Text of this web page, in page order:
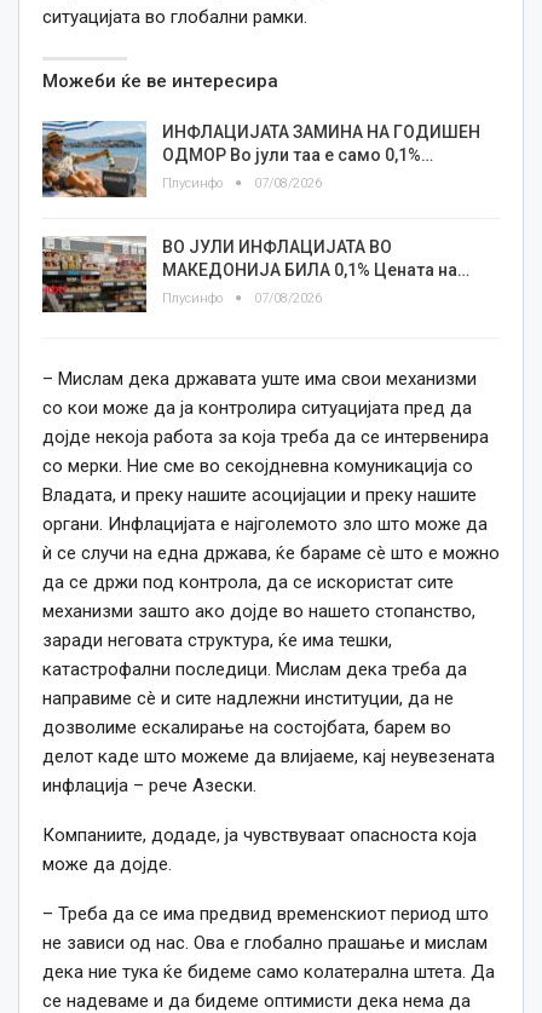
ситуацијата во глобални рамки.
Можеби ќе ве интересира
ИНФЛАЦИЈАТА ЗАМИНА НА ГОДИШЕН
ОДМОР Во јули таа е само 0,1%…
Плусинфо 07/08/2026
ВО ЈУЛИ ИНФЛАЦИЈАТА ВО
МАКЕДОНИЈА БИЛА 0,1% Цената на…
Плусинфо 07/08/2026
– Мислам дека државата уште има свои механизми
со кои може да ја контролира ситуацијата пред да
дојде некоја работа за која треба да се интервенира
со мерки. Ние сме во секојдневна комуникација со
Владата, и преку нашите асоцијации и преку нашите
органи. Инфлацијата е најголемото зло што може да
ѝ се случи на една држава, ќе бараме сè што е можно
да се држи под контрола, да се искористат сите
механизми зашто ако дојде во нашето стопанство,
заради неговата структура, ќе има тешки,
катастрофални последици. Мислам дека треба да
направиме сè и сите надлежни институции, да не
дозволиме ескалирање на состојбата, барем во
делот каде што можеме да влијаеме, кај неувезената
инфлација – рече Азески.
Компаниите, додаде, ја чувствуваат опасноста која
може да дојде.
– Треба да се има предвид временскиот период што
не зависи од нас. Ова е глобално прашање и мислам
дека ние тука ќе бидеме само колатерална штета. Да
се надеваме и да бидеме оптимисти дека нема да